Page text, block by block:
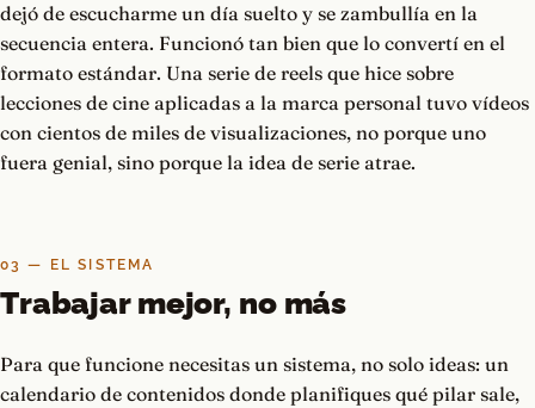
dejó de escucharme un día suelto y se zambullía en la
secuencia entera. Funcionó tan bien que lo convertí en el
formato estándar. Una serie de reels que hice sobre
lecciones de cine aplicadas a la marca personal tuvo vídeos
con cientos de miles de visualizaciones, no porque uno
fuera genial, sino porque la idea de serie atrae.
03 — EL SISTEMA
Trabajar mejor, no más
Para que funcione necesitas un sistema, no solo ideas: un
calendario de contenidos donde planifiques qué pilar sale,